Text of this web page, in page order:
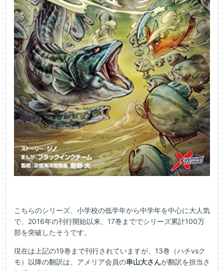
こちらのシリーズ、小学校の低学年から中学年を中心に大人気
で、2016年の刊行開始以来、17巻まででシリーズ累計100万
部を突破したそうです。
現在は上記の19巻まで刊行されていますが、13巻（ハチvsク
モ）以降の翻訳は、アメリア会員の串山大さんが翻訳を担当さ